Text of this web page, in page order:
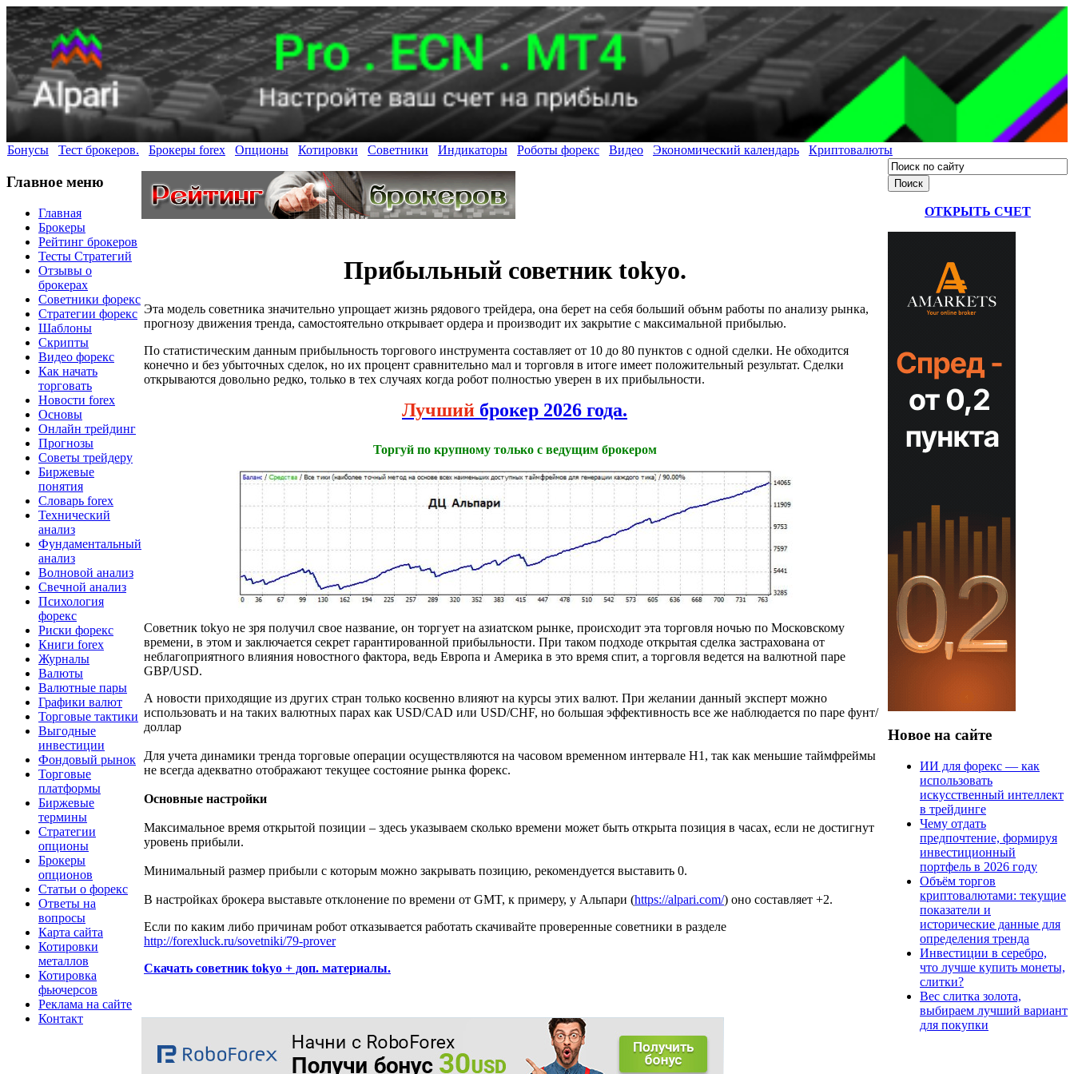
Бонусы Тест брокеров. Брокеры forex Опционы Котировки Советники Индикаторы Роботы форекс Видео Экономический календарь Криптовалюты
Главное меню
Главная
Брокеры
Рейтинг брокеров
Тесты Стратегий
Отзывы о
брокерах
Советники форекс
Стратегии форекс
Шаблоны
Скрипты
Видео форекс
Как начать
торговать
Новости forex
Основы
Онлайн трейдинг
Прогнозы
Советы трейдеру
Биржевые
понятия
Словарь forex
Технический
анализ
Фундаментальный
анализ
Волновой анализ
Свечной анализ
Психология
форекс
Риски форекс
Книги forex
Журналы
Валюты
Валютные пары
Графики валют
Торговые тактики
Выгодные
инвестиции
Фондовый рынок
Торговые
платформы
Биржевые
термины
Стратегии
опционы
Брокеры
опционов
Статьи о форекс
Ответы на
вопросы
Карта сайта
Котировки
металлов
Котировка
фьючерсов
Реклама на сайте
Контакт
Прибыльный советник tokyo.
Эта модель советника значительно упрощает жизнь рядового трейдера, она берет на себя больший обънм работы по анализу рынка,
прогнозу движения тренда, самостоятельно открывает ордера и производит их закрытие с максимальной прибылью.
По статистическим данным прибыльность торгового инструмента составляет от 10 до 80 пунктов с одной сделки. Не обходится
конечно и без убыточных сделок, но их процент сравнительно мал и торговля в итоге имеет положительный результат. Сделки
открываются довольно редко, только в тех случаях когда робот полностью уверен в их прибыльности.
Лучший брокер 2026 года.
Торгуй по крупному только с ведущим брокером
Советник tokyo не зря получил свое название, он торгует на азиатском рынке, происходит эта торговля ночью по Московскому
времени, в этом и заключается секрет гарантированной прибыльности. При таком подходе открытая сделка застрахована от
неблагоприятного влияния новостного фактора, ведь Европа и Америка в это время спит, а торговля ведется на валютной паре
GBP/USD.
А новости приходящие из других стран только косвенно влияют на курсы этих валют. При желании данный эксперт можно
использовать и на таких валютных парах как USD/CAD или USD/CHF, но большая эффективность все же наблюдается по паре фунт/
доллар
Для учета динамики тренда торговые операции осуществляются на часовом временном интервале H1, так как меньшие таймфреймы
не всегда адекватно отображают текущее состояние рынка форекс.
Основные настройки
Максимальное время открытой позиции – здесь указываем сколько времени может быть открыта позиция в часах, если не достигнут
уровень прибыли.
Минимальный размер прибыли с которым можно закрывать позицию, рекомендуется выставить 0.
В настройках брокера выставьте отклонение по времени от GMT, к примеру, у Альпари (https://alpari.com/) оно составляет +2.
Если по каким либо причинам робот отказывается работать скачивайте проверенные советники в разделе
http://forexluck.ru/sovetniki/79-prover
Скачать советник tokyo + доп. материалы.
ОТКРЫТЬ СЧЕТ
Новое на сайте
ИИ для форекс — как
использовать
искусственный интеллект
в трейдинге
Чему отдать
предпочтение, формируя
инвестиционный
портфель в 2026 году
Объём торгов
криптовалютами: текущие
показатели и
исторические данные для
определения тренда
Инвестиции в серебро,
что лучше купить монеты,
слитки?
Вес слитка золота,
выбираем лучший вариант
для покупки